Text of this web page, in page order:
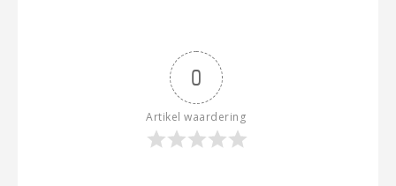
0
Artikel waardering